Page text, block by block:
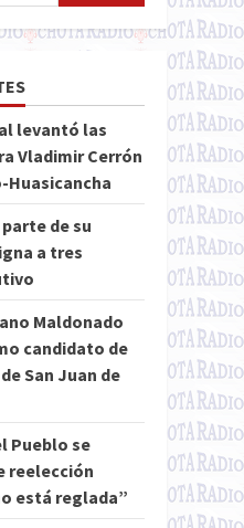
levantó las
Vladimir Cerrón
Huasicancha
de su
a tres
Maldonado
candidato de
San Juan de
Pueblo se
reelección
está reglada”